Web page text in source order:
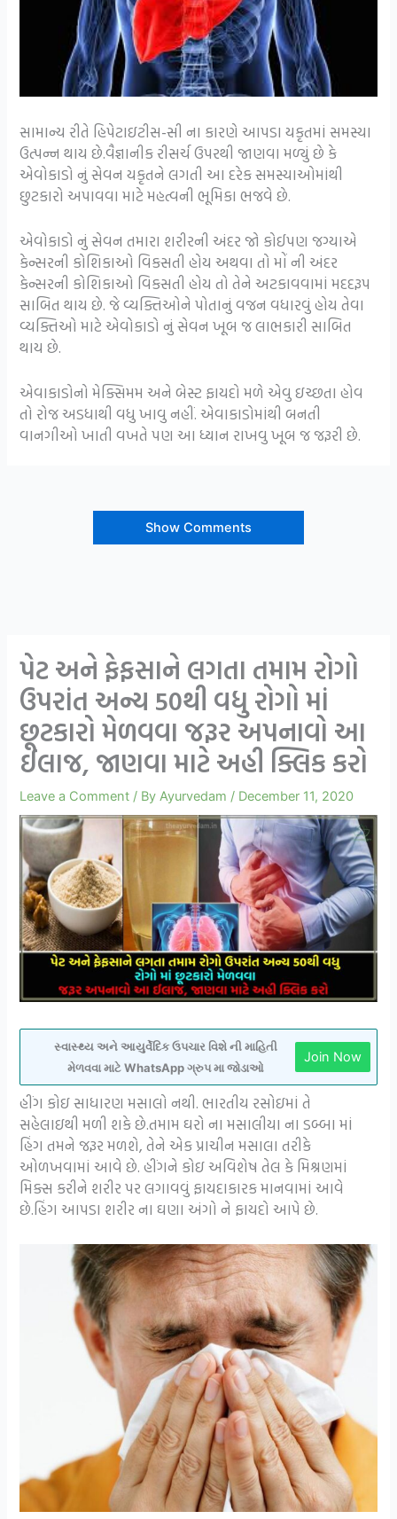
સામાન્ય રીતે હિપેટાઇટીસ-સી ના કારણે આપડા યકૃતમાં સમસ્યા
ઉત્પન્ન થાય છે.વૈજ્ઞાનીક રીસર્ચ ઉપરથી જાણવા મળ્યું છે કે
એવોકાડો નું સેવન યકૃતને લગતી આ દરેક સમસ્યાઓમાંથી
છુટકારો અપાવવા માટે મહત્વની ભૂમિકા ભજવે છે.
એવોકાડો નું સેવન તમારા શરીરની અંદર જો કોઈપણ જગ્યાએ
કેન્સરની કોશિકાઓ વિકસતી હોય અથવા તો મોં ની અંદર
કેન્સરની કોશિકાઓ વિકસતી હોય તો તેને અટકાવવામાં મદદરૂપ
સાબિત થાય છે. જે વ્યક્તિઓને પોતાનું વજન વધારવું હોય તેવા
વ્યક્તિઓ માટે એવોકાડો નું સેવન ખૂબ જ લાભકારી સાબિત
થાય છે.
એવાકાડોનો મેક્સિમમ અને બેસ્ટ ફાયદો મળે એવુ ઇચ્છતા હોવ
તો રોજ અડધાથી વધુ ખાવુ નહીં. એવાકાડોમાંથી બનતી
વાનગીઓ ખાતી વખતે પણ આ ધ્યાન રાખવુ ખૂબ જ જરૂરી છે.
Show Comments
પેટ અને ફેફસાને લગતા તમામ રોગો
ઉપરાંત અન્ય 50થી વધુ રોગો માં
છૂટકારો મેળવવા જરૂર અપનાવો આ
ઈલાજ, જાણવા માટે અહી ક્લિક કરો
Leave a Comment / ByAyurvedam / December 11, 2020
સ્વાસ્થ્ય અને આયુર્વેદિક ઉપચાર વિશે ની માહિતી
મેળવવા માટે WhatsApp ગ્રુપ મા જોડાઓ
Join Now
હીંગ કોઇ સાધારણ મસાલો નથી. ભારતીય રસોઇમાં તે
સહેલાઇથી મળી શકે છે.તમામ ઘરો ના મસાલીયા ના ડબ્બા માં
હિંગ તમને જરૂર મળશે, તેને એક પ્રાચીન મસાલા તરીકે
ઓળખવામાં આવે છે. હીંગને કોઇ અવિશેષ તેલ કે મિશ્રણમાં
મિક્સ કરીને શરીર પર લગાવવું ફાયદાકારક માનવામાં આવે
છે.હિંગ આપડા શરીર ના ઘણા અંગો ને ફાયદો આપે છે.